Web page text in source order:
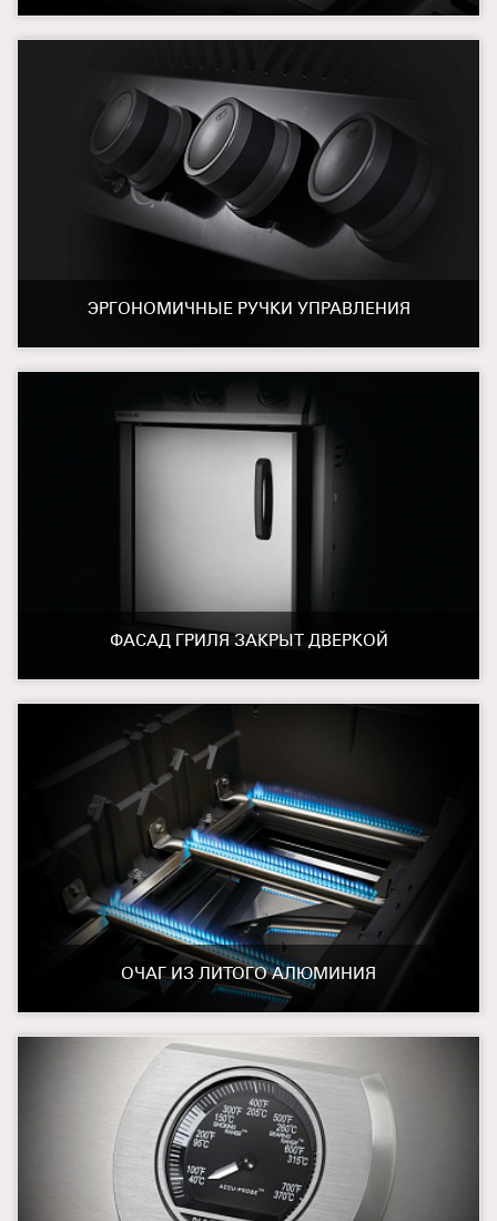
ЭРГОНОМИЧНЫЕ РУЧКИ УПРАВЛЕНИЯ
ФАСАД ГРИЛЯ ЗАКРЫТ ДВЕРКОЙ
ОЧАГ ИЗ ЛИТОГО АЛЮМИНИЯ